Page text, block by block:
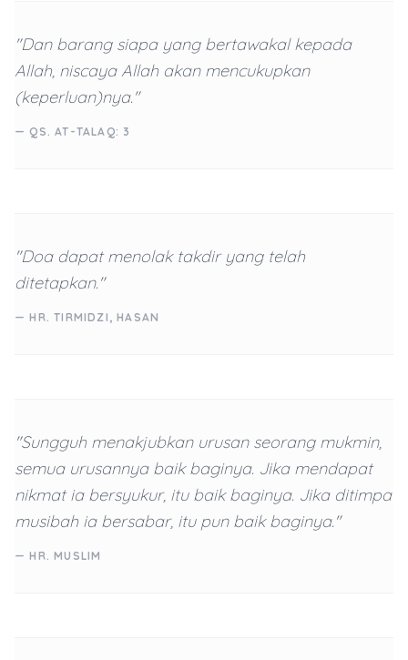
"Dan barang siapa yang bertawakal kepada
Allah, niscaya Allah akan mencukupkan
(keperluan)nya."
— QS. AT-TALAQ: 3
"Doa dapat menolak takdir yang telah
ditetapkan."
— HR. TIRMIDZI, HASAN
"Sungguh menakjubkan urusan seorang mukmin,
semua urusannya baik baginya. Jika mendapat
nikmat ia bersyukur, itu baik baginya. Jika ditimpa
musibah ia bersabar, itu pun baik baginya."
— HR. MUSLIM